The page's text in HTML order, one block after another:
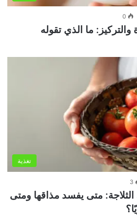
0
والتركيز: ما الذي تقوله
تغذية
3
متى يفسد مذاقها ومتى